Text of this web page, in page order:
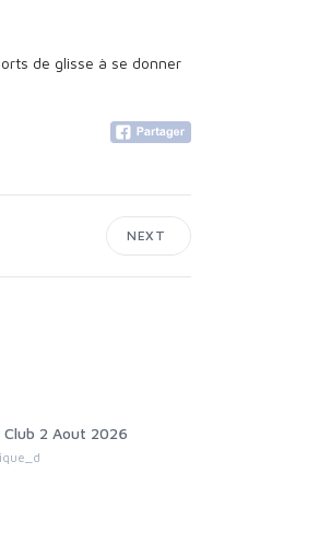
de glisse à se donner
NEXT
Aout 2026